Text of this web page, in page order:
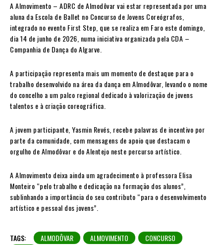
A Almovimento – ADRC de Almodôvar vai estar representada por uma
aluna da Escola de Ballet no Concurso de Jovens Coreógrafos,
integrado no evento First Step, que se realiza em Faro este domingo,
dia 14 de junho de 2026, numa iniciativa organizada pela CDA –
Companhia de Dança do Algarve.
A participação representa mais um momento de destaque para o
trabalho desenvolvido na área da dança em Almodôvar, levando o nome
do concelho a um palco regional dedicado à valorização de jovens
talentos e à criação coreográfica.
A jovem participante, Yasmin Revés, recebe palavras de incentivo por
parte da comunidade, com mensagens de apoio que destacam o
orgulho de Almodôvar e do Alentejo neste percurso artístico.
A Almovimento deixa ainda um agradecimento à professora Elisa
Monteiro “pelo trabalho e dedicação na formação dos alunos”,
sublinhando a importância do seu contributo “para o desenvolvimento
artístico e pessoal dos jovens”.
TAGS: ALMODÔVAR ALMOVIMENTO
CONCURSO